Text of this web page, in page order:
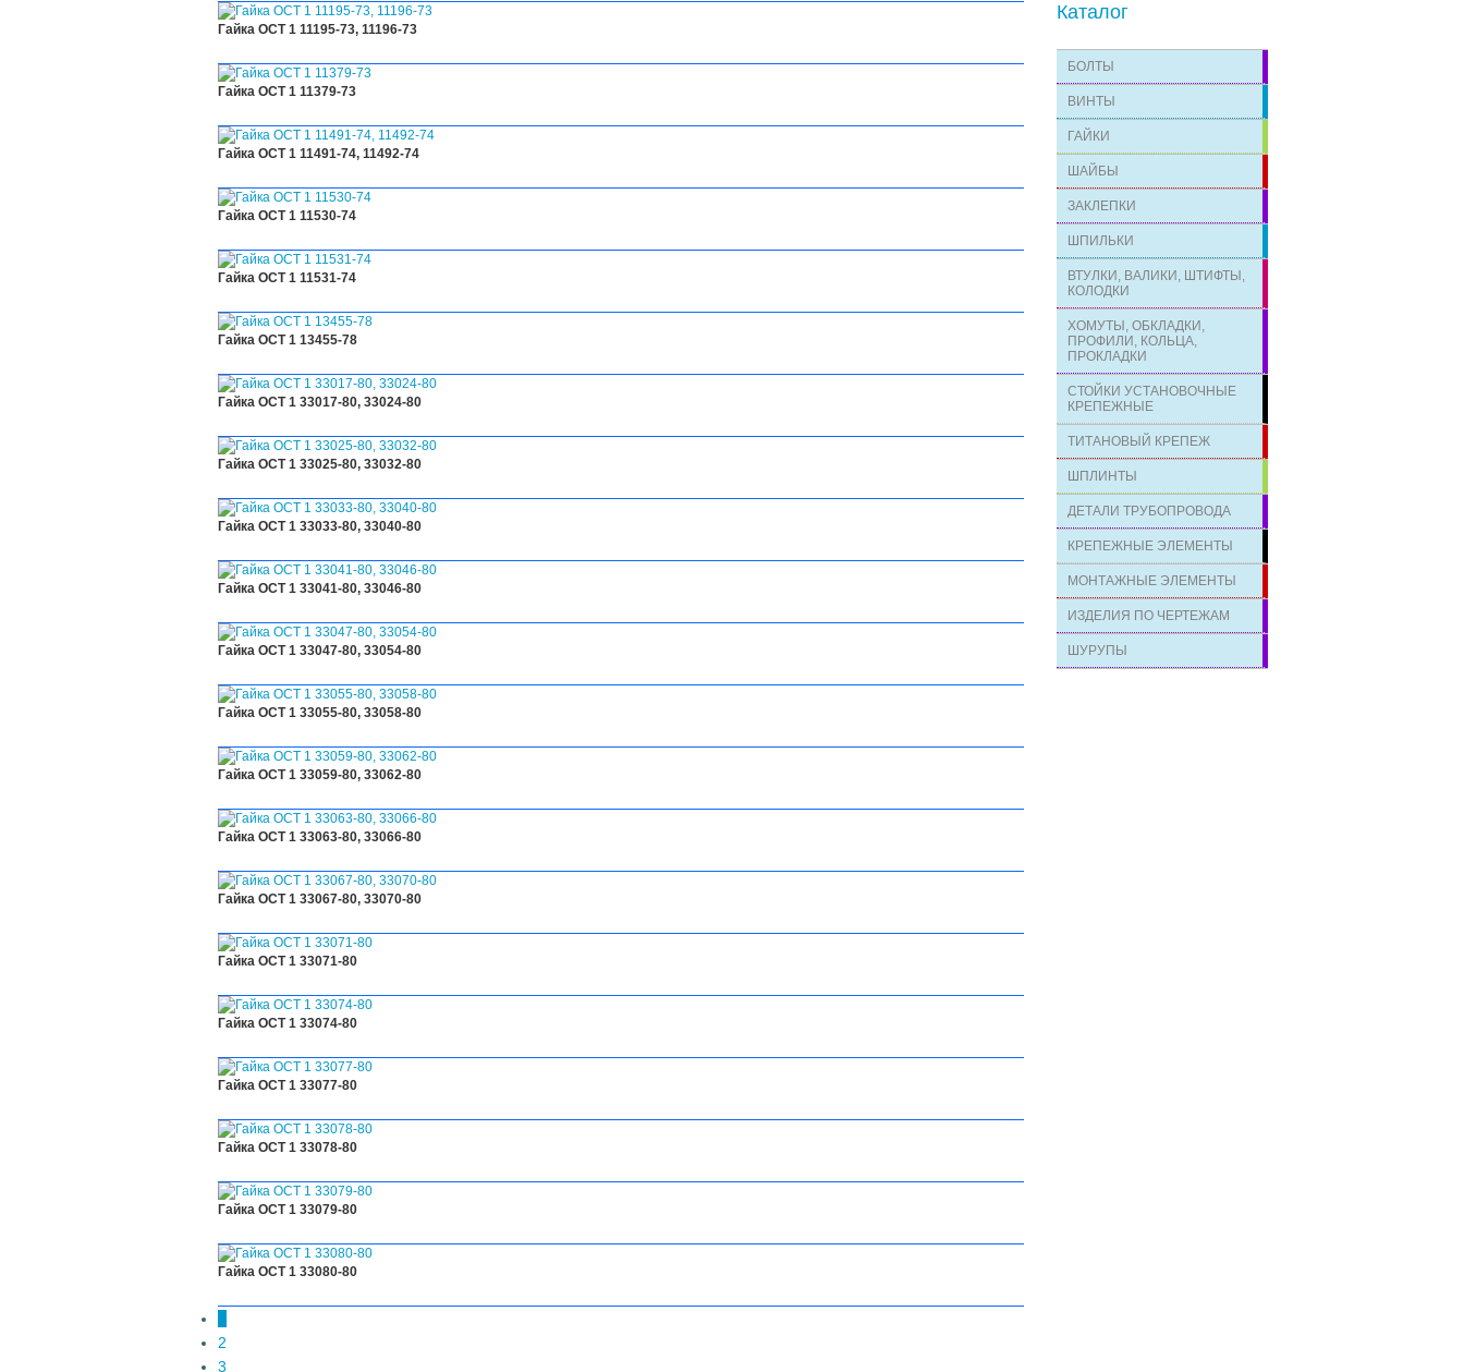
Гайка ОСТ 1 11195-73, 11196-73
Гайка ОСТ 1 11379-73
Гайка ОСТ 1 11491-74, 11492-74
Гайка ОСТ 1 11530-74
Гайка ОСТ 1 11531-74
Гайка ОСТ 1 13455-78
Гайка ОСТ 1 33017-80, 33024-80
Гайка ОСТ 1 33025-80, 33032-80
Гайка ОСТ 1 33033-80, 33040-80
Гайка ОСТ 1 33041-80, 33046-80
Гайка ОСТ 1 33047-80, 33054-80
Гайка ОСТ 1 33055-80, 33058-80
Гайка ОСТ 1 33059-80, 33062-80
Гайка ОСТ 1 33063-80, 33066-80
Гайка ОСТ 1 33067-80, 33070-80
Гайка ОСТ 1 33071-80
Гайка ОСТ 1 33074-80
Гайка ОСТ 1 33077-80
Гайка ОСТ 1 33078-80
Гайка ОСТ 1 33079-80
Гайка ОСТ 1 33080-80
2
3
Каталог
БОЛТЫ
ВИНТЫ
ГАЙКИ
ШАЙБЫ
ЗАКЛЕПКИ
ШПИЛЬКИ
ВТУЛКИ, ВАЛИКИ, ШТИФТЫ,
КОЛОДКИ
ХОМУТЫ, ОБКЛАДКИ,
ПРОФИЛИ, КОЛЬЦА,
ПРОКЛАДКИ
СТОЙКИ УСТАНОВОЧНЫЕ
КРЕПЕЖНЫЕ
ТИТАНОВЫЙ КРЕПЕЖ
ШПЛИНТЫ
ДЕТАЛИ ТРУБОПРОВОДА
КРЕПЕЖНЫЕ ЭЛЕМЕНТЫ
МОНТАЖНЫЕ ЭЛЕМЕНТЫ
ИЗДЕЛИЯ ПО ЧЕРТЕЖАМ
ШУРУПЫ